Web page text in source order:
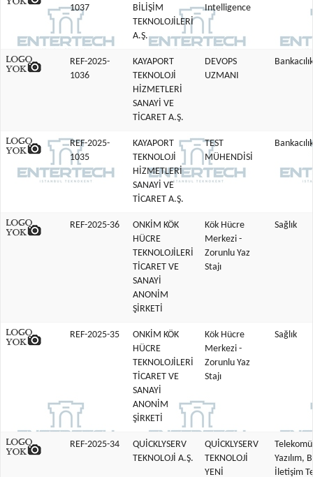
1037
BİLİŞİM
TEKNOLOJİLERİ
A.Ş.
Intelligence
REF-2025-
1036
KAYAPORT
TEKNOLOJİ
HİZMETLERİ
SANAYİ VE
TİCARET A.Ş.
DEVOPS
UZMANI
REF-2025-
1035
KAYAPORT
TEKNOLOJİ
HİZMETLERİ
SANAYİ VE
TİCARET A.Ş.
TEST
MÜHENDİSİ
REF-2025-36
ONKİM KÖK
HÜCRE
TEKNOLOJİLERİ
TİCARET VE
SANAYİ
ANONİM
ŞİRKETİ
Kök Hücre
Merkezi -
Zorunlu Yaz
Stajı
Sağlık
REF-2025-35
ONKİM KÖK
HÜCRE
TEKNOLOJİLERİ
TİCARET VE
SANAYİ
ANONİM
ŞİRKETİ
Kök Hücre
Merkezi -
Zorunlu Yaz
Stajı
Sağlık
REF-2025-34
QUİCKLYSERV
TEKNOLOJİ A.Ş.
QUİCKLYSERV
TEKNOLOJİ
YENİ
Yazılım,
İletişim